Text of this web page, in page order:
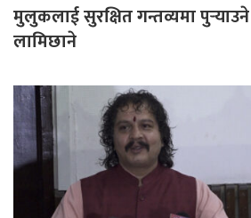
मुलुकलाई सुरक्षित गन्तव्यमा पुर्‍याउने
लामिछाने